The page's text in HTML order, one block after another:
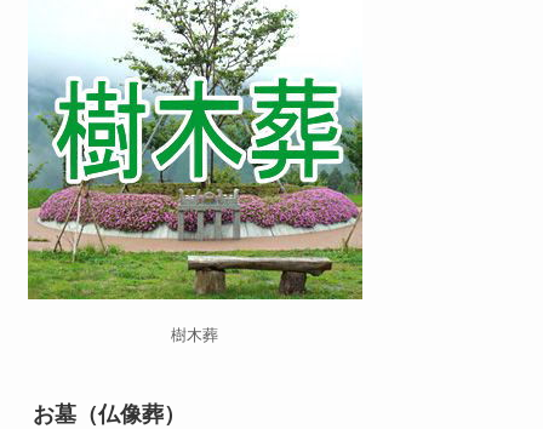
樹木葬
お墓（仏像葬）